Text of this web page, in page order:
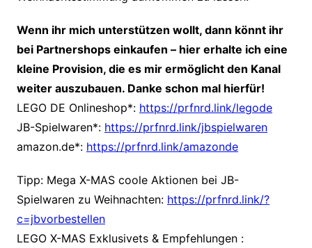
Wenn ihr mich unterstützen wollt, dann könnt ihr
bei Partnershops einkaufen – hier erhalte ich eine
kleine Provision, die es mir ermöglicht den Kanal
weiter auszubauen. Danke schon mal hierfür!
LEGO DE Onlineshop*: https://prfnrd.link/legode
JB-Spielwaren*: https://prfnrd.link/jbspielwaren
amazon.de*: https://prfnrd.link/amazonde
Tipp: Mega X-MAS coole Aktionen bei JB-
Spielwaren zu Weihnachten: https://prfnrd.link/?
c=jbvorbestellen
LEGO X-MAS Exklusivets & Empfehlungen :